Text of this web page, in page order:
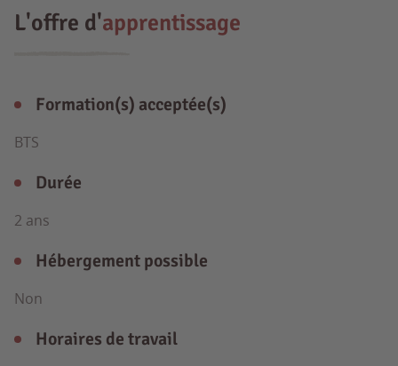
L'offre d'apprentissage
Formation(s) acceptée(s)
BTS
Durée
2 ans
Hébergement possible
Non
Horaires de travail